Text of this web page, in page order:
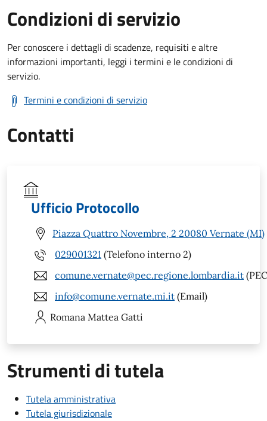
Condizioni di servizio
Per conoscere i dettagli di scadenze, requisiti e altre
informazioni importanti, leggi i termini e le condizioni di
servizio.
Termini e condizioni di servizio
Contatti
Ufficio Protocollo
Piazza Quattro Novembre, 2 20080 Vernate (MI)
029001321 (Telefono interno 2)
comune.vernate@pec.regione.lombardia.it
info@comune.vernate.mi.it (Email)
Romana Mattea Gatti
Strumenti di tutela
Tutela amministrativa
Tutela giurisdizionale